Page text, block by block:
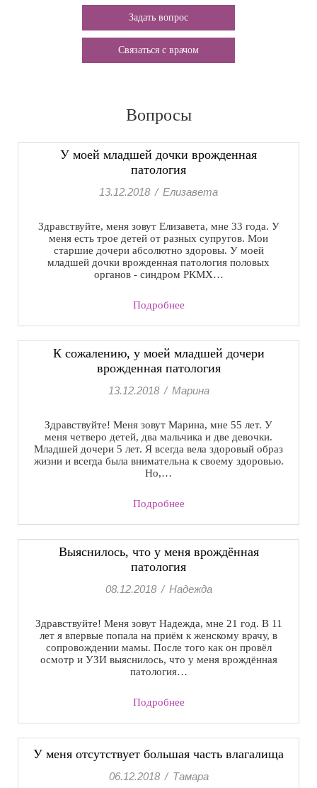
Задать вопрос
Связаться с врачом
Вопросы
У моей младшей дочки врожденная
патология
13.12.2018 / Елизавета
Здравствуйте, меня зовут Елизавета, мне 33 года. У
меня есть трое детей от разных супругов. Мои
старшие дочери абсолютно здоровы. У моей
младшей дочки врожденная патология половых
органов - синдром РКМХ…
Подробнее
К сожалению, у моей младшей дочери
врожденная патология
13.12.2018 / Марина
Здравствуйте! Меня зовут Марина, мне 55 лет. У
меня четверо детей, два мальчика и две девочки.
Младшей дочери 5 лет. Я всегда вела здоровый образ
жизни и всегда была внимательна к своему здоровью.
Но,…
Подробнее
Выяснилось, что у меня врождённая
патология
08.12.2018 / Надежда
Здравствуйте! Меня зовут Надежда, мне 21 год. В 11
лет я впервые попала на приём к женскому врачу, в
сопровождении мамы. После того как он провёл
осмотр и УЗИ выяснилось, что у меня врождённая
патология…
Подробнее
У меня отсутствует большая часть влагалища
06.12.2018 / Тамара